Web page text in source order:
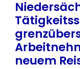
neuem